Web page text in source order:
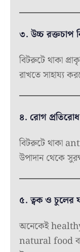
৩. উচ্চ রক্তচাপ
বিটরুটে থাকা
রাখতে সাহায্য
৪. রোগ প্রতিরোধ
বিটরুটে থাকা
উপাদান থেকে
৫. ত্বক ও চুলের
অনেকেই
natural food